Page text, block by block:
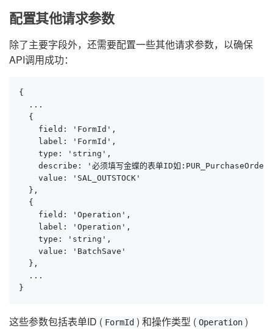
配置其他请求参数
除了主要字段外，还需要配置一些其他请求参数，以确保
API调用成功：
{
  ...
  {
    field: 'FormId',
    label: 'FormId',
    type: 'string',
describe: '必须填写金蝶的表单ID如
    value: 'SAL_OUTSTOCK'
  },
  {
    field: 'Operation',
    label: 'Operation',
    type: 'string',
    value: 'BatchSave'
  },
  ...
}
这些参数包括表单ID ( FormId ) 和操作类型 ( Operation )